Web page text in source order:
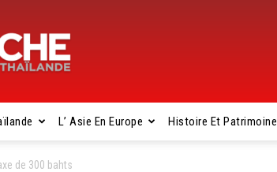
L’ Asie En Europe Histoire Et Patrimoine
de 300 bahts